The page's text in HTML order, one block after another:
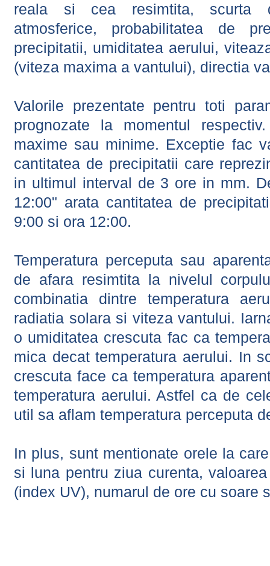
reala si cea resimtita, scurta
atmosferice, probabilitatea de
precipitatii, umiditatea aerului,
(viteza maxima a vantului), directia
Valorile prezentate pentru toti
prognozate la momentul
maxime sau minime. Exceptie fac
cantitatea de precipitatii care
in ultimul interval de 3 ore in mm.
12:00" arata cantitatea de
9:00 si ora 12:00.
Temperatura perceputa sau
de afara resimtita la nivelul
combinatia dintre temperatura
radiatia solara si viteza vantului.
o umiditatea crescuta fac ca
mica decat temperatura aerului. In
crescuta face ca temperatura
temperatura aerului. Astfel ca de
util sa aflam temperatura perceputa
In plus, sunt mentionate orele la
si luna pentru ziua curenta,
(index UV), numarul de ore cu soare